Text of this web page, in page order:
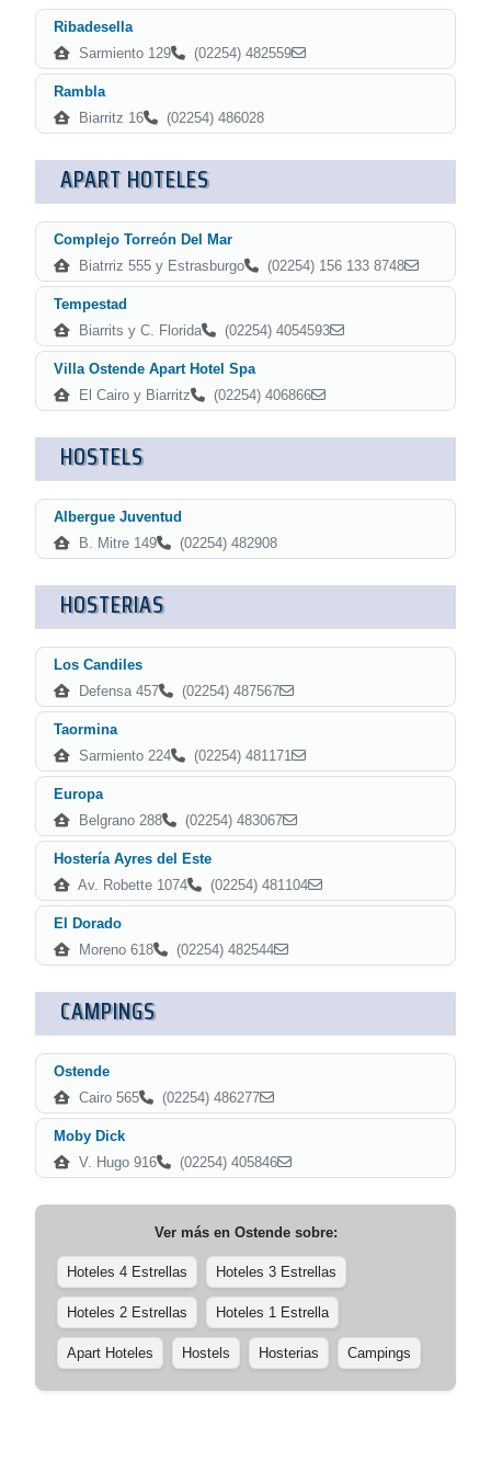
Ribadesella
Sarmiento 129
(02254) 482559
Rambla
Biarritz 16
(02254) 486028
APART HOTELES
Complejo Torreón Del Mar
Biatrriz 555 y Estrasburgo
(02254) 156 133 8748
Tempestad
Biarrits y C. Florida
(02254) 4054593
Villa Ostende Apart Hotel Spa
El Cairo y Biarritz
(02254) 406866
HOSTELS
Albergue Juventud
B. Mitre 149
(02254) 482908
HOSTERIAS
Los Candiles
Defensa 457
(02254) 487567
Taormina
Sarmiento 224
(02254) 481171
Europa
Belgrano 288
(02254) 483067
Hostería Ayres del Este
Av. Robette 1074
(02254) 481104
El Dorado
Moreno 618
(02254) 482544
CAMPINGS
Ostende
Cairo 565
(02254) 486277
Moby Dick
V. Hugo 916
(02254) 405846
Ver más en Ostendesobre:
Hoteles 4 Estrellas Hoteles 3 Estrellas
Hoteles 2 Estrellas Hoteles 1 Estrella
Apart Hoteles Hostels Hosterias Campings